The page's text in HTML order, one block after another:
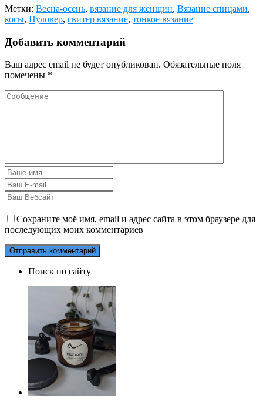
Метки: Весна-осень, вязание для женщин, Вязание спицами,
косы, Пуловер, свитер вязание, тонкое вязание
Добавить комментарий
Ваш адрес email не будет опубликован. Обязательные поля
помечены *
Сохраните моё имя, email и адрес сайта в этом браузере для
последующих моих комментариев
Поиск по сайту